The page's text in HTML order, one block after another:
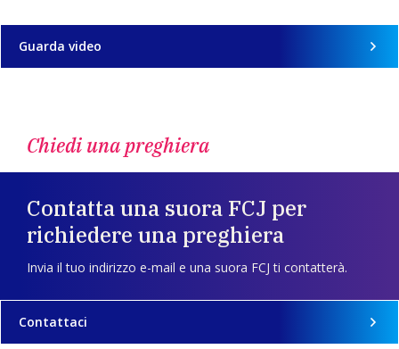
Guarda video
Chiedi una preghiera
Contatta una suora FCJ per
richiedere una preghiera
Invia il tuo indirizzo e-mail e una suora FCJ ti contatterà.
Contattaci